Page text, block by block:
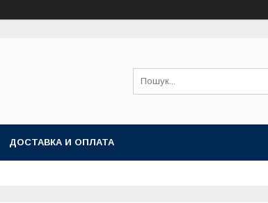
ДОСТАВКА И ОПЛАТА